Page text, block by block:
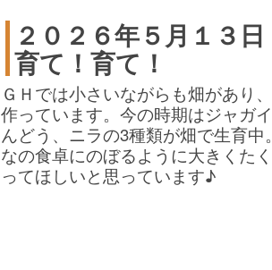
２０２６年５月１３日
育て！育て！
ＧＨでは小さいながらも畑があり
作っています。今の時期はジャガ
んどう、ニラの3種類が畑で生育中
なの食卓にのぼるように大きくた
ってほしいと思っています♪